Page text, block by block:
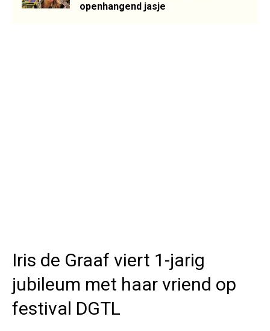
openhangend jasje
Iris de Graaf viert 1-jarig
jubileum met haar vriend op
festival DGTL